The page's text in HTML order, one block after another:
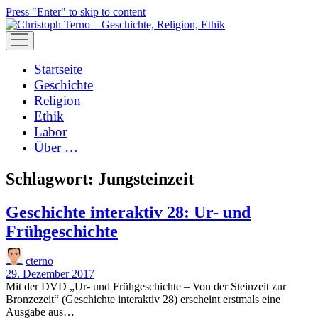
Press "Enter" to skip to content
open
menu
Startseite
Geschichte
Religion
Ethik
Labor
Über …
Schlagwort: Jungsteinzeit
Geschichte interaktiv 28: Ur- und
Frühgeschichte
cterno
29. Dezember 2017
Mit der DVD „Ur- und Frühgeschichte – Von der Steinzeit zur
Bronzezeit“ (Geschichte interaktiv 28) erscheint erstmals eine
Ausgabe aus…